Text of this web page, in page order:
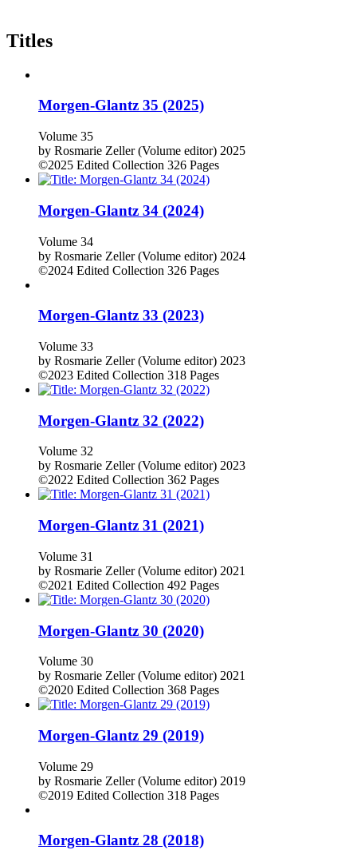
Titles
Morgen-Glantz 35 (2025)
Volume 35
by Rosmarie Zeller (Volume editor) 2025
©2025 Edited Collection 326 Pages
Morgen-Glantz 34 (2024)
Volume 34
by Rosmarie Zeller (Volume editor) 2024
©2024 Edited Collection 326 Pages
Morgen-Glantz 33 (2023)
Volume 33
by Rosmarie Zeller (Volume editor) 2023
©2023 Edited Collection 318 Pages
Morgen-Glantz 32 (2022)
Volume 32
by Rosmarie Zeller (Volume editor) 2023
©2022 Edited Collection 362 Pages
Morgen-Glantz 31 (2021)
Volume 31
by Rosmarie Zeller (Volume editor) 2021
©2021 Edited Collection 492 Pages
Morgen-Glantz 30 (2020)
Volume 30
by Rosmarie Zeller (Volume editor) 2021
©2020 Edited Collection 368 Pages
Morgen-Glantz 29 (2019)
Volume 29
by Rosmarie Zeller (Volume editor) 2019
©2019 Edited Collection 318 Pages
Morgen-Glantz 28 (2018)